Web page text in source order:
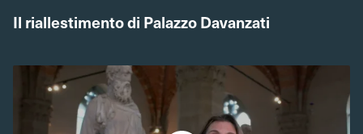
Il riallestimento di Palazzo Davanzati